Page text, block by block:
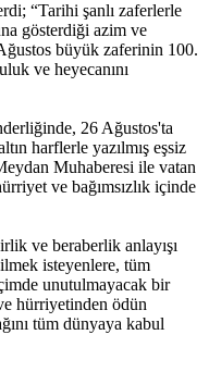
“Tarihi şanlı zaferlerle
gösterdiği azim ve
büyük zaferinin 100.
ve heyecanını
26 Ağustos'ta
harflerle yazılmış eşsiz
Muhaberesi ile vatan
ve bağımsızlık içinde
ve beraberlik anlayışı
isteyenlere, tüm
unutulmayacak bir
hürriyetinden ödün
tüm dünyaya kabul